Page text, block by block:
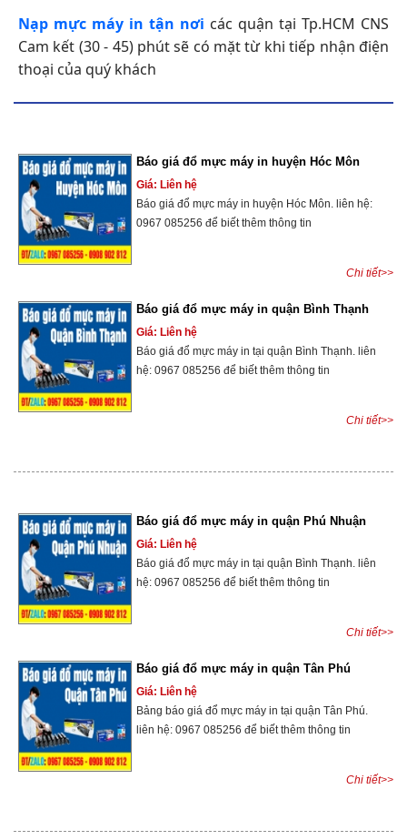
Nạp mực máy in tận nơi các quận tại Tp.HCM CNS
Cam kết (30 - 45) phút sẽ có mặt từ khi tiếp nhận điện
thoại của quý khách
Báo giá đổ mực máy in huyện Hóc Môn
Giá: Liên hệ
Báo giá đổ mực máy in huyện Hóc Môn. liên hệ:
0967 085256 để biết thêm thông tin
Chi tiết>>
Báo giá đổ mực máy in quận Bình Thạnh
Giá: Liên hệ
Báo giá đổ mực máy in tại quận Bình Thạnh. liên
hệ: 0967 085256 để biết thêm thông tin
Chi tiết>>
Báo giá đổ mực máy in quận Phú Nhuận
Giá: Liên hệ
Báo giá đổ mực máy in tại quận Bình Thạnh. liên
hệ: 0967 085256 để biết thêm thông tin
Chi tiết>>
Báo giá đổ mực máy in quận Tân Phú
Giá: Liên hệ
Bảng báo giá đổ mực máy in tại quận Tân Phú.
liên hệ: 0967 085256 để biết thêm thông tin
Chi tiết>>